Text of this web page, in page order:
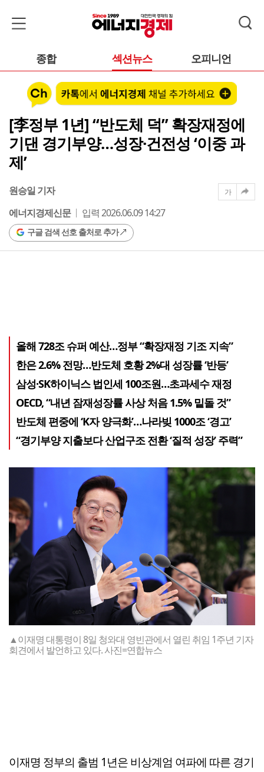
종합 섹션뉴스 오피니언
[李정부 1년] “반도체 덕” 확장재정에
기댄 경기부양…성장·건전성 ‘이중 과
제’
원승일 기자
에너지경제신문
입력 2026.06.09 14:27
구글 검색 선호 출처로 추가
가
올해 728조 슈퍼 예산…정부 “확장재정 기조 지속”
한은 2.6% 전망…반도체 호황 2%대 성장률 ‘반등’
삼성·SK하이닉스 법인세 100조원…초과세수 재정
OECD, “내년 잠재성장률 사상 처음 1.5% 밑돌 것”
반도체 편중에 ‘K자 양극화’…나라빚 1000조 ‘경고’
“경기부양 지출보다 산업구조 전환 ‘질적 성장’ 주력”
▲이재명 대통령이 8일 청와대 영빈관에서 열린 취임 1주년 기자
회견에서 발언하고 있다. 사진=연합뉴스
이재명 정부의 출범 1년은 비상계엄 여파에 따른 경기